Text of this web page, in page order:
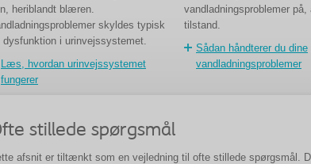
heriblandt blæren.
skyldes typisk
dysfunktion i urinvejssystemet.
Læs, hvordan urinvejssystemet
fungerer
vandladningsproblemer på,
tilstand.
Sådan håndterer du dine
vandladningsproblemer
stillede spørgsmål
afsnit er tiltænkt som en vejledning til ofte stillede spørgsmål.